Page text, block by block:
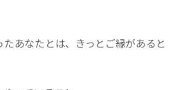
あなたとは、きっとご縁があると